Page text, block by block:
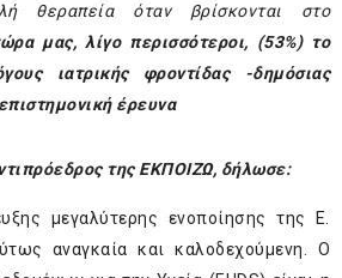
θεραπεία όταν βρίσκονται στο
μας, λίγο περισσότεροι, (53%) το
ιατρικής φροντίδας -δημόσιας
έρευνα
της ΕΚΠΟΙΖΩ, δήλωσε:
μεγαλύτερης ενοποίησης της Ε.
αναγκαία και καλοδεχούμενη. Ο